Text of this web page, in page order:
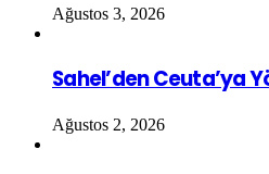
Ağustos 3, 2026
Sahel’den Ceuta’ya
Ağustos 2, 2026